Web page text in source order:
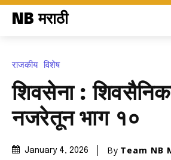
NB मराठी
राजकीय विशेष
शिवसेना :
नजरेतून भाग १०
January 4, 2026 By Team NB